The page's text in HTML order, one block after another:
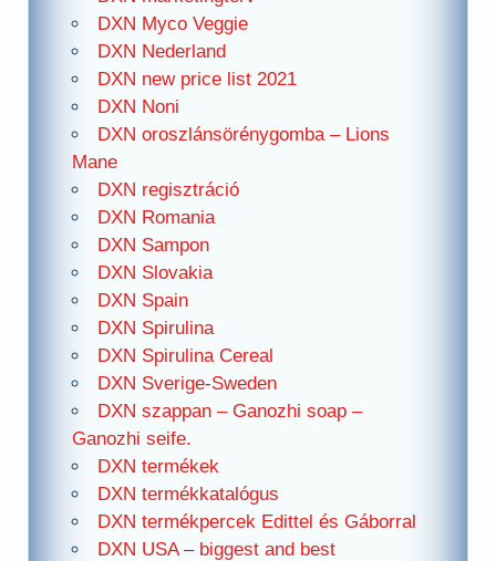
DXN Myco Veggie
DXN Nederland
DXN new price list 2021
DXN Noni
DXN oroszlánsörénygomba – Lions
Mane
DXN regisztráció
DXN Romania
DXN Sampon
DXN Slovakia
DXN Spain
DXN Spirulina
DXN Spirulina Cereal
DXN Sverige-Sweden
DXN szappan – Ganozhi soap –
Ganozhi seife.
DXN termékek
DXN termékkatalógus
DXN termékpercek Edittel és Gáborral
DXN USA – biggest and best